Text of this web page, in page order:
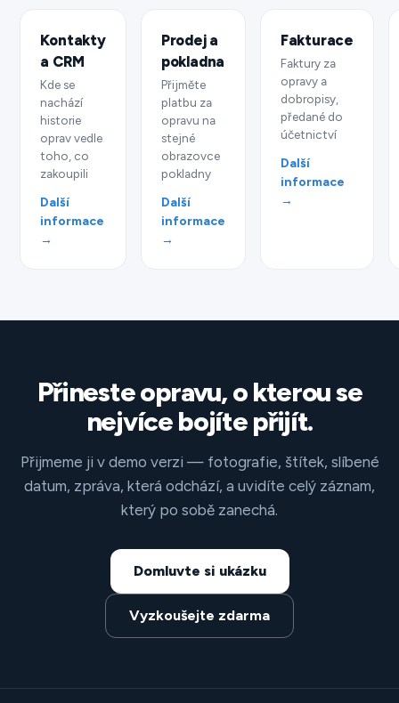
Kontakty
a CRM
Kde se
nachází
historie
oprav vedle
toho, co
zakoupili
Další
informace
→
Prodej a
pokladna
Přijměte
platbu za
opravu na
stejné
obrazovce
pokladny
Další
informace
→
Fakturace
Faktury za
opravy a
dobropisy,
předané do
účetnictví
Další
informace
→
Přineste opravu, o kterou se
nejvíce bojíte přijít.
Přijmeme ji v demo verzi — fotografie, štítek, slíbené
datum, zpráva, která odchází, a uvidíte celý záznam,
který po sobě zanechá.
Domluvte si ukázku
Vyzkoušejte zdarma